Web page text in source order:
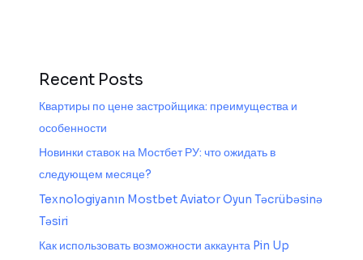
Recent Posts
Квартиры по цене застройщика: преимущества и
особенности
Новинки ставок на Мостбет РУ: что ожидать в
следующем месяце?
Texnologiyanın Mostbet Aviator Oyun Təcrübəsinə
Təsiri
Как использовать возможности аккаунта Pin Up